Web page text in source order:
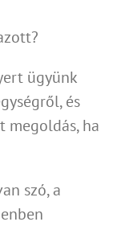
ügyünk
és
ha
szó, a